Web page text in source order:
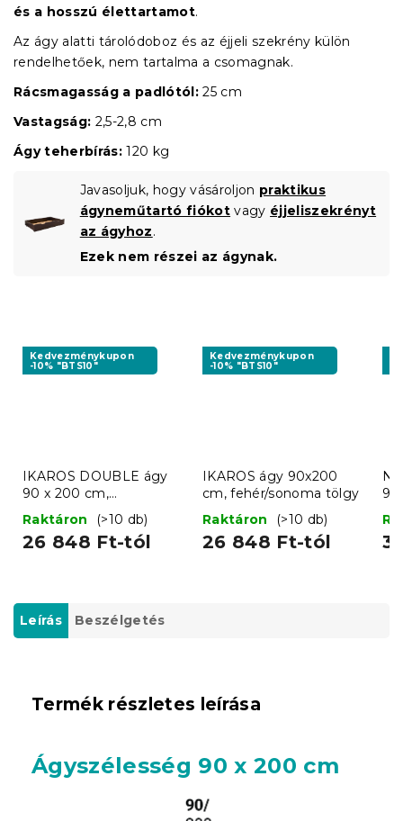
és a hosszú élettartamot.
Az ágy alatti tárolódoboz és az éjjeli szekrény külön
rendelhetőek, nem tartalma a csomagnak.
Rácsmagasság a padlótól: 25 cm
Vastagság: 2,5-2,8 cm
Ágy teherbírás: 120 kg
Javasoljuk, hogy vásároljon praktikus
ágyneműtartó fiókot vagy éjjeliszekrényt
az ágyhoz.
Ezek nem részei az ágynak.
Kedvezménykupon
-10% "BTS10"
IKAROS DOUBLE ágy
90 x 200 cm,
fehér/sonoma tölgy
Raktáron (>10 db)
26 848 Ft-tól
Kedvezménykupon
-10% "BTS10"
IKAROS ágy 90x200
cm, fehér/sonoma tölgy
Raktáron
(>10 db)
26 848 Ft-tól
Leírás Beszélgetés
Termék részletes leírása
Ágyszélesség 90 x 200 cm